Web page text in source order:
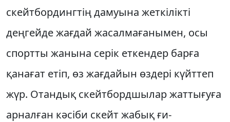
скейтбордингтің дамуына жет­кілікті
деңгейде жағдай жасал­ма­ға­нымен, осы
спортты жанына серік ет­кендер барға
қанағат етіп, өз жағ­дайын өздері күйттеп
жүр. Отандық скейтбордшылар жат­тығу­ға
арналған кәсіби скейт жабық ғи­